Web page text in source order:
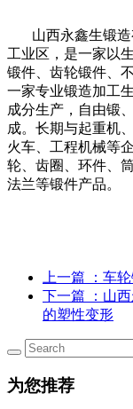
山西永鑫生锻造
工业区，是一家以
锻件、齿轮锻件、
一家专业锻造加工
成分生产，自由锻
成。长期与起重机
火车、工程机械等
轮、齿圈、环件、
法兰等锻件产品。
上一篇
：车
下一篇
：山
的塑性变形
为您推荐